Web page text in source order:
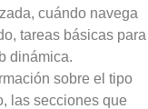
cuándo navega
tareas básicas para
dinámica.
sobre el tipo
las secciones que